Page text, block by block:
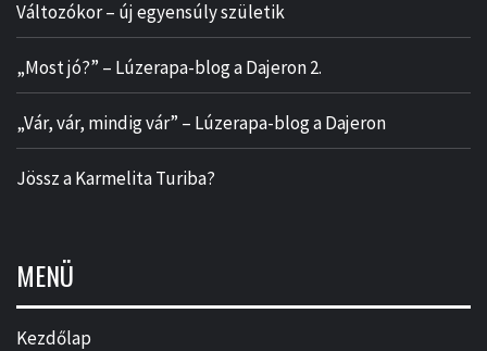
Változókor – új egyensúly születik
„Most jó?” – Lúzerapa-blog a Dajeron 2.
„Vár, vár, mindig vár” – Lúzerapa-blog a Dajeron
Jössz a Karmelita Turiba?
MENÜ
Kezdőlap